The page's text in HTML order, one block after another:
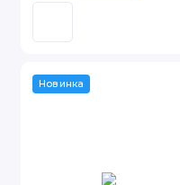
Новинка